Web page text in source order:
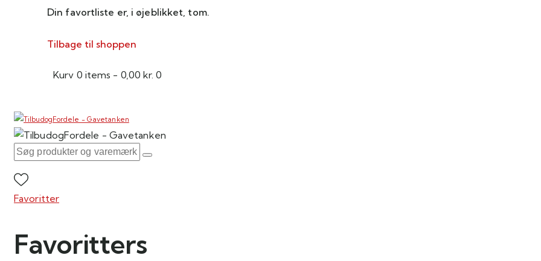
Din favortliste er, i øjeblikket, tom.
Tilbage til shoppen
Kurv 0 items - 0,00 kr. 0
Favoritter
Favoritters